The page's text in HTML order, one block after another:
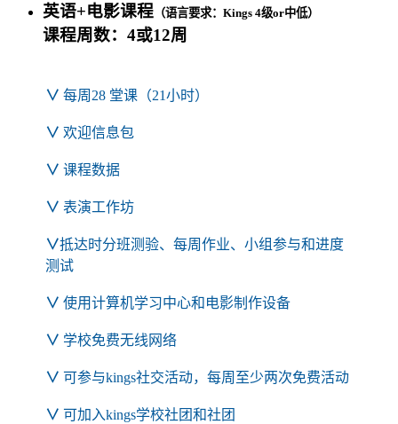
英语+电影课程 （语言要求：Kings 4级or中低）
课程周数： 4或12周
∨ 每周28 堂课（21小时）
∨ 欢迎信息包
∨ 课程数据
∨ 表演工作坊
∨抵达时分班测验、每周作业、小组参与和进度
测试
∨ 使用计算机学习中心和电影制作设备
∨ 学校免费无线网络
∨ 可参与kings社交活动，每周至少两次免费活动
∨ 可加入kings学校社团和社团